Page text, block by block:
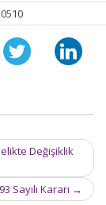
Değişiklik
Sayılı Kararı →